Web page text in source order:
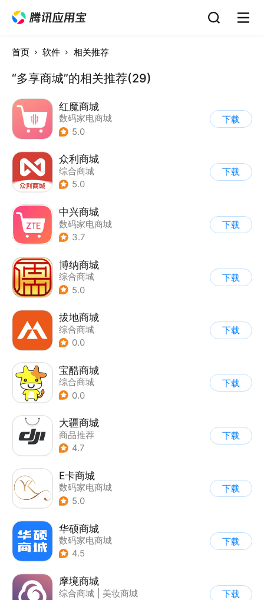
首页 软件 相关推荐
“多享商城”的相关推荐(29)
红魔商城
数码家电商城
5.0
下载
众利商城
综合商城
5.0
下载
中兴商城
数码家电商城
3.7
下载
博纳商城
综合商城
5.0
下载
拔地商城
综合商城
0.0
下载
宝酷商城
综合商城
0.0
下载
大疆商城
商品推荐
4.7
下载
E卡商城
数码家电商城
5.0
下载
华硕商城
数码家电商城
4.5
下载
摩境商城
综合商城
美妆商城
下载